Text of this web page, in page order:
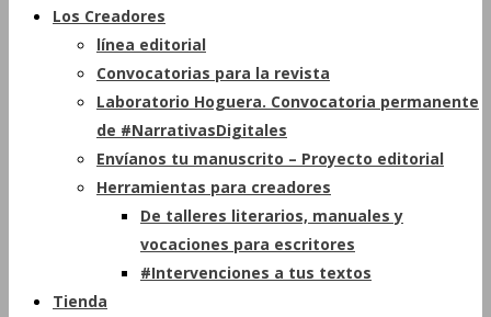
Los Creadores
línea editorial
Convocatorias para la revista
Laboratorio Hoguera. Convocatoria permanente
de #NarrativasDigitales
Envíanos tu manuscrito – Proyecto editorial
Herramientas para creadores
De talleres literarios, manuales y
vocaciones para escritores
#Intervenciones a tus textos
Tienda